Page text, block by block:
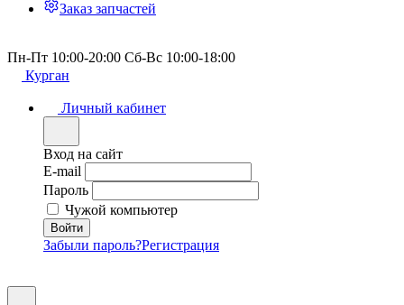
Заказ запчастей
Пн-Пт 10:00-20:00 Сб-Вс 10:00-18:00
Курган
Личный кабинет
Вход на сайт
E-mail
Пароль
Чужой компьютер
Забыли пароль?Регистрация